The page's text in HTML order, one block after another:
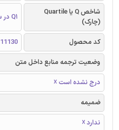
شاخص Q یا Quartile
(چارک)
Q1 در سال 2019
کد محصول
11130
وضعیت ترجمه منابع داخل متن
درج نشده است ☓
ضمیمه
ندارد ☓